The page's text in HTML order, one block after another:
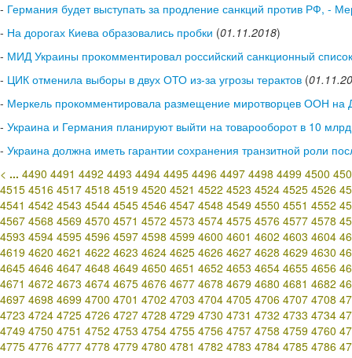
- Германия будет выступать за продление санкций против РФ, -
- На дорогах Киева образовались пробки (01.11.2018)
- МИД Украины прокомментировал российский санкционный список
- ЦИК отменила выборы в двух ОТО из-за угрозы терактов (
- Меркель прокомментировала размещение миротворцев ООН на
- Украина и Германия планируют выйти на товарооборот в 10
- Украина должна иметь гарантии сохранения транзитной роли
< ... 4490 4491 4492 4493 4494 4495 4496 4497 4498 4499 4500
4515 4516 4517 4518 4519 4520 4521 4522 4523 4524 4525 4526
4541 4542 4543 4544 4545 4546 4547 4548 4549 4550 4551 4552
4567 4568 4569 4570 4571 4572 4573 4574 4575 4576 4577 4578
4593 4594 4595 4596 4597 4598 4599 4600 4601 4602 4603 4604
4619 4620 4621 4622 4623 4624 4625 4626 4627 4628 4629 4630
4645 4646 4647 4648 4649 4650 4651 4652 4653 4654 4655 4656
4671 4672 4673 4674 4675 4676 4677 4678 4679 4680 4681 4682
4697 4698 4699 4700 4701 4702 4703 4704 4705 4706 4707 4708
4723 4724 4725 4726 4727 4728 4729 4730 4731 4732 4733 4734
4749 4750 4751 4752 4753 4754 4755 4756 4757 4758 4759 4760
4775 4776 4777 4778 4779 4780 4781 4782 4783 4784 4785 4786